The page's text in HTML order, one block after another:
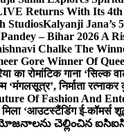
Returns With Its
StudiosKalyanji Jana’s
– Bihar 2026 A
Chalke The
Gore Winner Of
का रोमांटिक गाना ‘सिल्क
निर्माता
Of Fashion And
मिला ‘आउटस्टैंडिंग ई-
చెల్లించిన